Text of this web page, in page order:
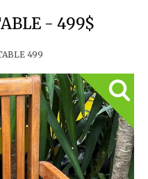
- 499$
499